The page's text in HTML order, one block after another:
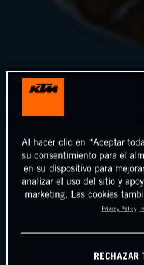
Al hacer clic en “Aceptar
su consentimiento para el
en su dispositivo para
analizar el uso del sitio y
marketing. Las cookies
Privacy Policy
RECHAZAR